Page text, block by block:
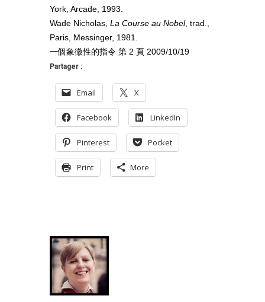
York, Arcade, 1993.
Wade Nicholas, La Course au Nobel, trad.,
Paris, Messinger, 1981.
一個象徵性的指令 第 2 頁 2009/10/19
Partager :
Email X
Facebook LinkedIn
Pinterest Pocket
Print More